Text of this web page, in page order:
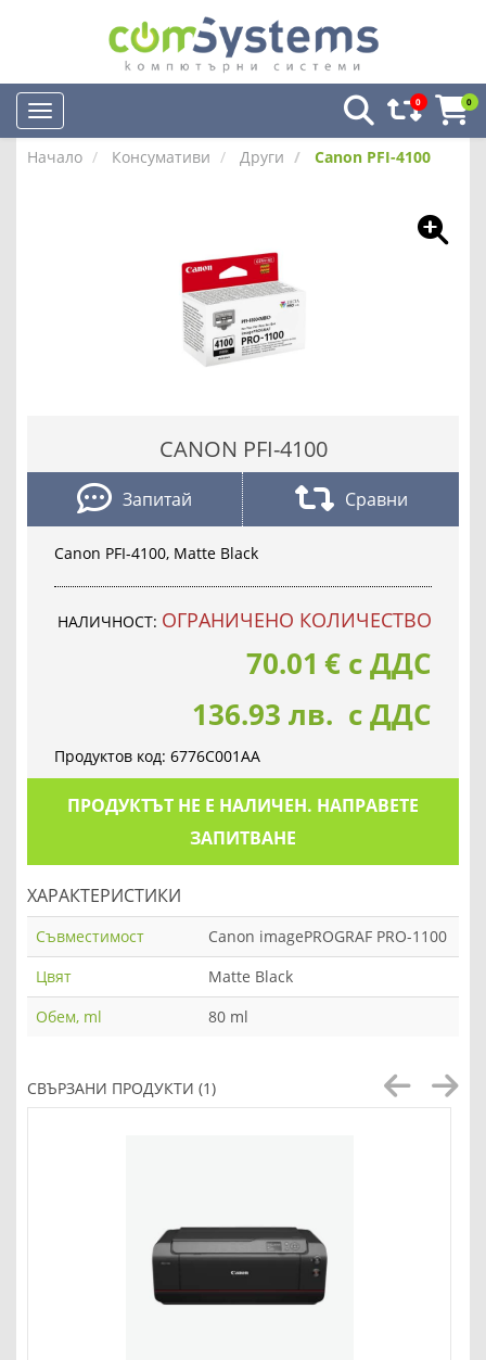
0 0
Начало Консумативи Други Canon PFI-4100
CANON PFI-4100
Запитай Сравни
Canon PFI-4100, Matte Black
НАЛИЧНОСТ: OГРАНИЧЕНО КОЛИЧЕСТВО
70.01 € с ДДС
136.93 лв. с ДДС
Продуктов код: 6776C001AA
ПРОДУКТЪТ НЕ Е НАЛИЧЕН. НАПРАВЕТЕ
ЗАПИТВАНЕ
ХАРАКТЕРИСТИКИ
Съвместимост
Canon imagePROGRAF PRO-1100
Цвят
Matte Black
Обем, ml
80 ml
СВЪРЗАНИ ПРОДУКТИ (1)